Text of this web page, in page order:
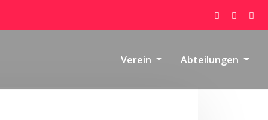
Verein Abteilungen